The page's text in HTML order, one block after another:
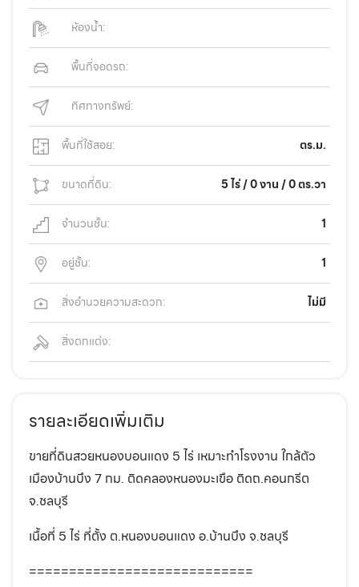
ห้องน้ำ:
พื้นที่จอดรถ:
ทิศทางทรัพย์:
พื้นที่ใช้สอย: ตร.ม.
ขนาดที่ดิน: 5 ไร่ / 0 งาน / 0 ตร.วา
จำนวนชั้น: 1
อยู่ชั้น: 1
สิ่งอำนวยความสะดวก: ไม่มี
สิ่งตกแต่ง:
รายละเอียดเพิ่มเติม
ขายที่ดินสวยหนองบอนแดง 5 ไร่ เหมาะทำโรงงาน ใกล้ตัว
เมืองบ้านบึง 7 กม. ติดคลองหนองมะเขือ ติดถ.คอนกรีต
จ.ชลบุรี
เนื้อที่ 5 ไร่ ที่ตั้ง ต.หนองบอนแดง อ.บ้านบึง จ.ชลบุรี
============================